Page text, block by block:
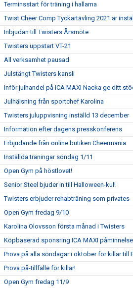
Terminsstart för träning i hallarna
Twist Cheer Comp Tyckartävling 2021 är
Inbjudan till Twisters Årsmöte
Twisters uppstart VT-21
All verksamhet pausad
Julstängt Twisters kansli
Inför julhandel på ICA MAXI Nacka ge ditt
Julhälsning från sportchef Karolina
Twisters juluppvisning inställd 13 december
Information efter dagens presskonferens
Erbjudande från online butiken Cheermania
Inställda träningar söndag 1/11
Open Gym på höstlovet!
Senior Steel bjuder in till Halloween-kul!
Twisters erbjuder rehabträning som privates
Open Gym fredag 9/10
Karolina Olovsson första månad i Twisters
Köpbaserad sponsring ICA MAXI påminnelse
Prova på alla söndagar i oktober för killar till
Prova på-tillfälle för killar!
Open Gym fredag 11/9